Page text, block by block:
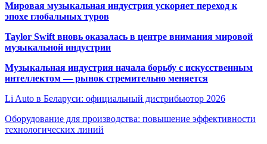
Мировая музыкальная индустрия ускоряет переход к
эпохе глобальных туров
Taylor Swift вновь оказалась в центре внимания мировой
музыкальной индустрии
Музыкальная индустрия начала борьбу с искусственным
интеллектом — рынок стремительно меняется
Li Auto в Беларуси: официальный дистрибьютор 2026
Оборудование для производства: повышение эффективности
технологических линий